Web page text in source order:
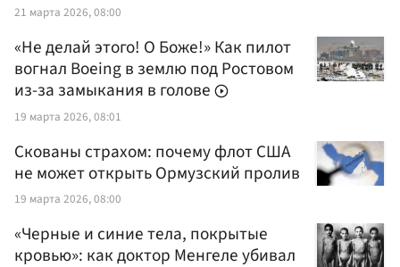
21 марта 2026, 08:00
«Не делай этого! О Боже!» Как пилот
вогнал Boeing в землю под Ростовом
из-за замыкания в голове
19 марта 2026, 08:01
Скованы страхом: почему флот США
не может открыть Ормузский пролив
19 марта 2026, 08:00
«Черные и синие тела, покрытые
кровью»: как доктор Менгеле убивал